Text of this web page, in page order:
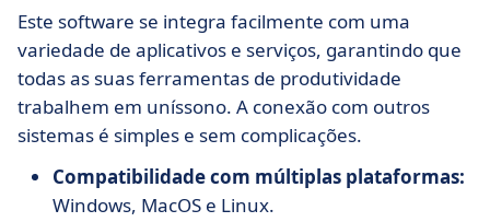
Este software se integra facilmente com uma
variedade de aplicativos e serviços, garantindo que
todas as suas ferramentas de produtividade
trabalhem em uníssono. A conexão com outros
sistemas é simples e sem complicações.
Compatibilidade com múltiplas plataformas:
Windows, MacOS e Linux.